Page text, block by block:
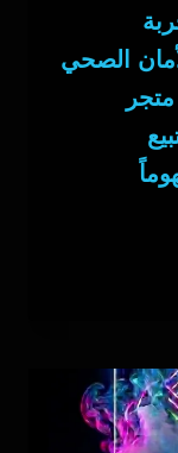
الصحي